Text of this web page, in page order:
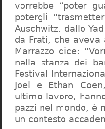
vorrebbe “poter
potergli
Auschwitz, dallo
da Frati, che aveva
Marrazzo dice:
nella stanza dei
Festival
Joel e Ethan
ultimo lavoro,
pazzi nel mondo, è
un contesto